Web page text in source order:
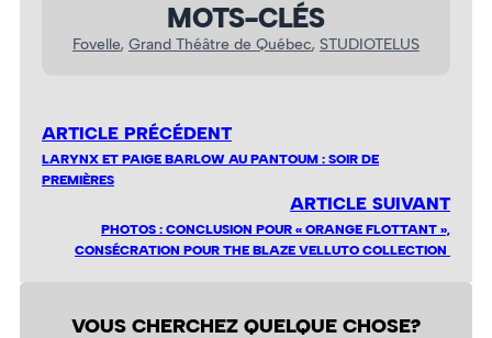
MOTS-CLÉS
Fovelle, Grand Théâtre de Québec, STUDIOTELUS
ARTICLE PRÉCÉDENT
LARYNX ET PAIGE BARLOW AU PANTOUM : SOIR DE
PREMIÈRES
ARTICLE SUIVANT
PHOTOS : CONCLUSION POUR « ORANGE FLOTTANT »,
CONSÉCRATION POUR THE BLAZE VELLUTO COLLECTION
VOUS CHERCHEZ QUELQUE CHOSE?